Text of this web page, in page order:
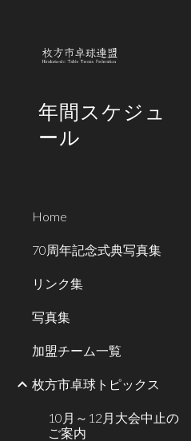
年間スケジュ
ール
Home
70周年記念式典写真集
リンク集
写真集
加盟チーム一覧
枚方市卓球トピックス
10月～12月大会中止の
ご案内